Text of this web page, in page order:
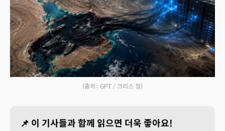
(출처 : GPT / 크리스 정)
📌 이 기사들과 함께 읽으면 더욱 좋아요!